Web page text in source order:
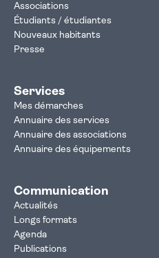
Associations
Étudiants / étudiantes
Nouveaux habitants
Presse
Services
Mes démarches
Annuaire des services
Annuaire des associations
Annuaire des équipements
Communication
Actualités
Longs formats
Agenda
Publications